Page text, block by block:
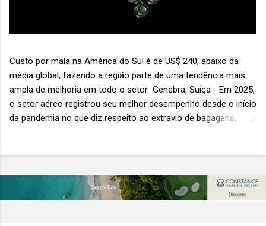
Custo por mala na América do Sul é de US$ 240, abaixo da
média global, fazendo a região parte de uma tendência mais
ampla de melhoria em todo o setor Genebra, Suíça - Em 2025,
o setor aéreo registrou seu melhor desempenho desde o início
da pandemia no que diz respeito ao extravio de bagagens,
“Baggage IT Insights” de 2026 da SITA, a 20ª edição anual
desse importante estudo de referência à indústria. (© SITA)